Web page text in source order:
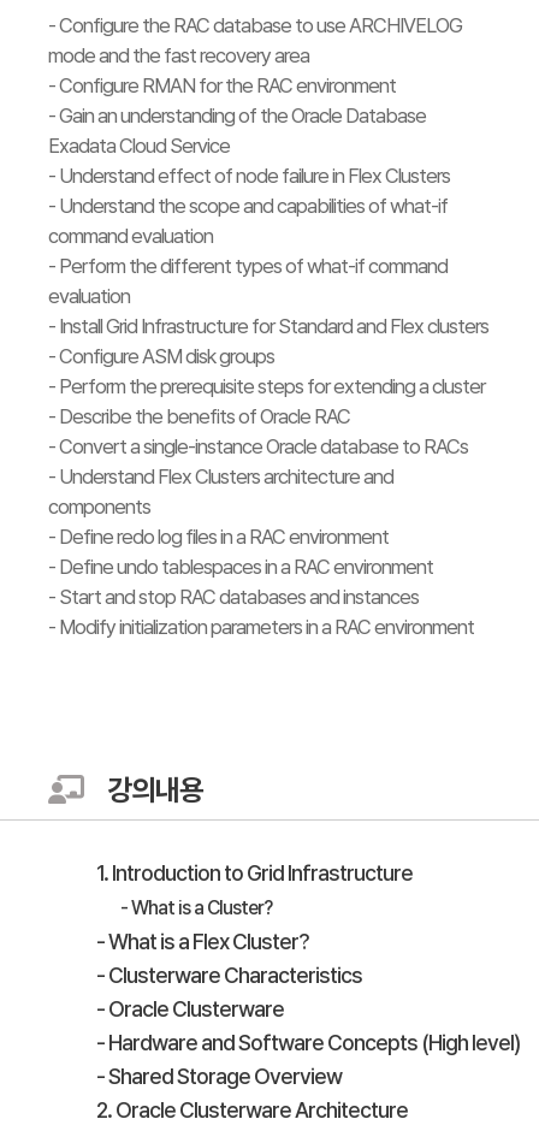
- Configure the RAC database to use ARCHIVELOG
mode and the fast recovery area
- Configure RMAN for the RAC environment
- Gain an understanding of the Oracle Database
Exadata Cloud Service
- Understand effect of node failure in Flex Clusters
- Understand the scope and capabilities of what-if
command evaluation
- Perform the different types of what-if command
evaluation
- Install Grid Infrastructure for Standard and Flex clusters
- Configure ASM disk groups
- Perform the prerequisite steps for extending a cluster
- Describe the benefits of Oracle RAC
- Convert a single-instance Oracle database to RACs
- Understand Flex Clusters architecture and
components
- Define redo log files in a RAC environment
- Define undo tablespaces in a RAC environment
- Start and stop RAC databases and instances
- Modify initialization parameters in a RAC environment
강의내용
1. Introduction to Grid Infrastructure
- What is a Cluster?
- What is a Flex Cluster?
- Clusterware Characteristics
- Oracle Clusterware
- Hardware and Software Concepts (High level)
- Shared Storage Overview
2. Oracle Clusterware Architecture